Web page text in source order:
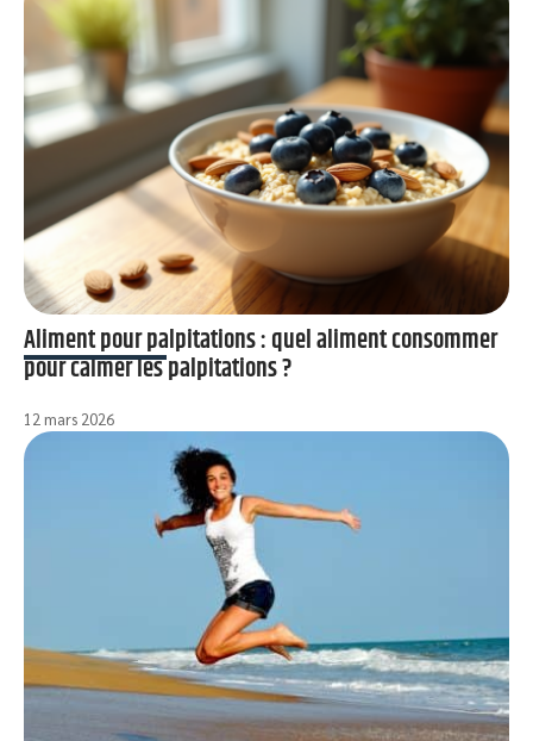
Aliment pour palpitations : quel aliment consommer
pour calmer les palpitations ?
12 mars 2026